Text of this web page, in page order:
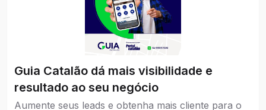
Guia Catalão dá mais visibilidade e
resultado ao seu negócio
Aumente seus leads e obtenha mais cliente para o